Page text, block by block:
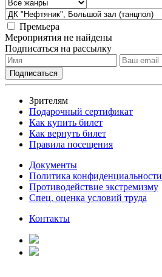
Премьера
Мероприятия не найдены
Подписаться на рассылку
Зрителям
Подарочный сертификат
Как купить билет
Как вернуть билет
Правила посещения
Документы
Политика конфиденциальности
Противодействие экстремизму
Спец. оценка условий труда
Контакты